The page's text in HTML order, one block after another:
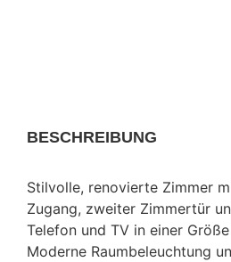
BESCHREIBUNG
Stilvolle, renovierte Zimmer
Zugang, zweiter Zimmertür
Telefon und TV in einer
Moderne Raumbeleuchtung